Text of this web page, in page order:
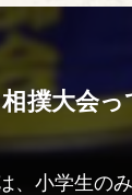
撲大会
、小学生の